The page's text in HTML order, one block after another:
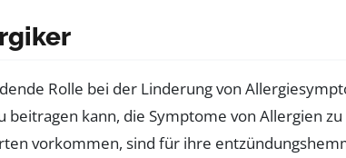
Rolle bei der Linderung von
beitragen kann, die Symptome von Allergien
vorkommen, sind für ihre